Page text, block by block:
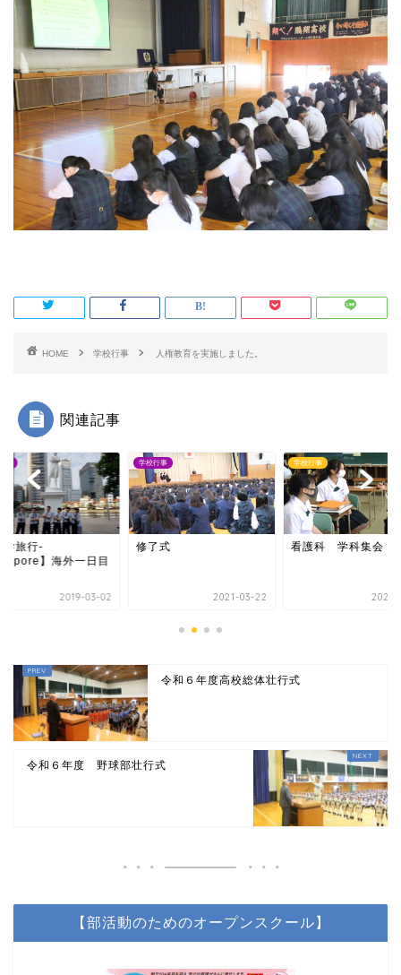
HOME 学校行事 人権教育を実施しました。
関連記事
学旅行-
】海外一日目
2019-03-02
学校行事
修了式
2021-03-22
学校行事
看護科 学科集会
2021-
令和６年度高校総体壮行式
令和６年度 野球部壮行式
【部活動のためのオープンスクール】